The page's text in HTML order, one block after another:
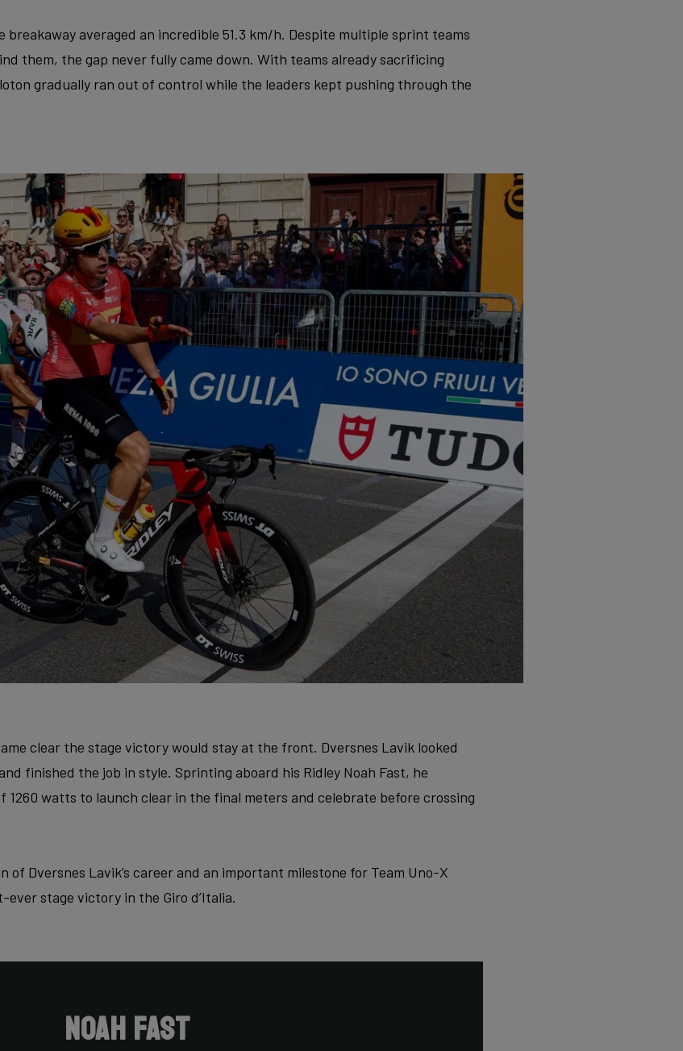
breakaway averaged an incredible 51.3 km/h. Despite multiple sprint teams
them, the gap never fully came down. With teams already sacrificing
gradually ran out of control while the leaders kept pushing through the
clear the stage victory would stay at the front. Dversnes Lavik looked
finished the job in style. Sprinting aboard his Ridley Noah Fast, he
1260 watts to launch clear in the final meters and celebrate before crossing
of Dversnes Lavik’s career and an important milestone for Team Uno-X
ever stage victory in the Giro d’Italia.
Noah Fast